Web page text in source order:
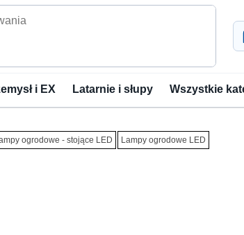
i EX Latarnie i słupy Wszystkie
ogrodowe - stojące LED Lampy ogrodowe LED